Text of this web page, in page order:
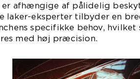
afhængige af pålidelig
laker-eksperter tilbyder en
specifikke behov, hvilket
med høj præcision.